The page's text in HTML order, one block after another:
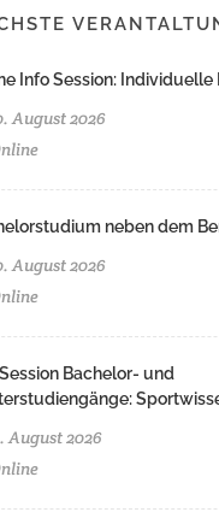
Info Session: Individuelle
August 2026
neben dem
August 2026
Bachelor- und
August 2026